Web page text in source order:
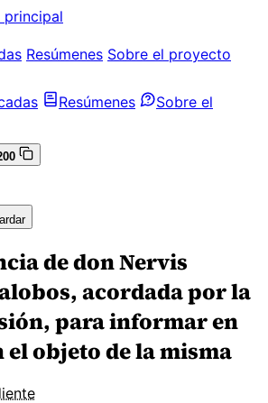
principal
Resúmenes Sobre el proyecto
Resúmenes
Sobre el
de don Nervis
acordada por la
para informar en
objeto de la misma